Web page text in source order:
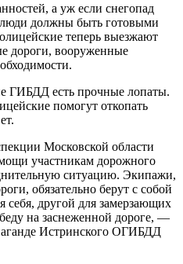
а уж если снегопад
должны быть готовыми
теперь выезжают
дороги, вооруженные
ГИБДД есть прочные лопаты.
помогут откопать
Московской области
участникам дорожного
ситуацию. Экипажи,
обязательно берут с собой
себя, другой для замерзающих
на заснеженной дороге, —
Истринского ОГИБДД